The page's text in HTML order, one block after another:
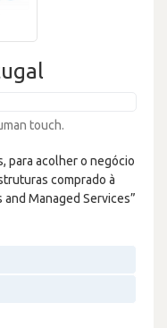
touch.
para acolher o negócio
comprado à
Managed Services”